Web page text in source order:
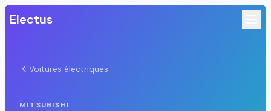
Electus
Voitures électriques
MITSUBISHI